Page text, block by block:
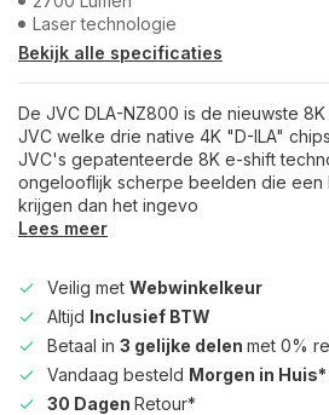
Laser technologie
Bekijk alle specificaties
De JVC DLA-NZ800 is de nieuwste
JVC welke drie native 4K "D-ILA"
JVC's gepatenteerde 8K e-shift
ongelooflijk scherpe beelden die
krijgen dan het ingevo
Lees meer
Veilig met Webwinkelkeur
Altijd Inclusief BTW
Betaal in 3 gelijke delen met 0%
Vandaag besteld Morgen in Huis*
30 Dagen Retour*